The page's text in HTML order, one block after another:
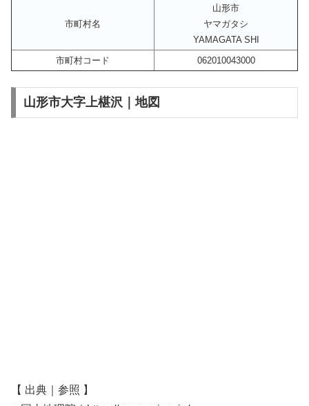
市町村名
山形市
ヤマガタシ
YAMAGATA SHI
市町村コード
062010043000
山形市大字上椹沢｜地図
【 出典｜参照 】